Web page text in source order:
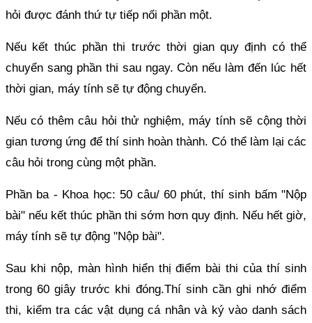
hỏi được đánh thứ tự tiếp nối phần một.
Nếu kết thúc phần thi trước thời gian quy định có thể
chuyển sang phần thi sau ngay. Còn nếu làm đến lúc hết
thời gian, máy tính sẽ tự động chuyển.
Nếu có thêm câu hỏi thử nghiệm, máy tính sẽ cộng thời
gian tương ứng để thí sinh hoàn thành. Có thể làm lại các
câu hỏi trong cùng một phần.
Phần ba - Khoa học: 50 câu/ 60 phút, thí sinh bấm "Nộp
bài" nếu kết thúc phần thi sớm hơn quy định. Nếu hết giờ,
máy tính sẽ tự động "Nộp bài".
Sau khi nộp, màn hình hiển thị điểm bài thi của thí sinh
trong 60 giây trước khi đóng.Thí sinh cần ghi nhớ điểm
thi, kiểm tra các vật dụng cá nhân và ký vào danh sách